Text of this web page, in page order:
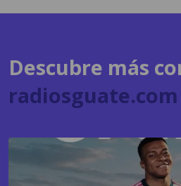
radiosguate.com